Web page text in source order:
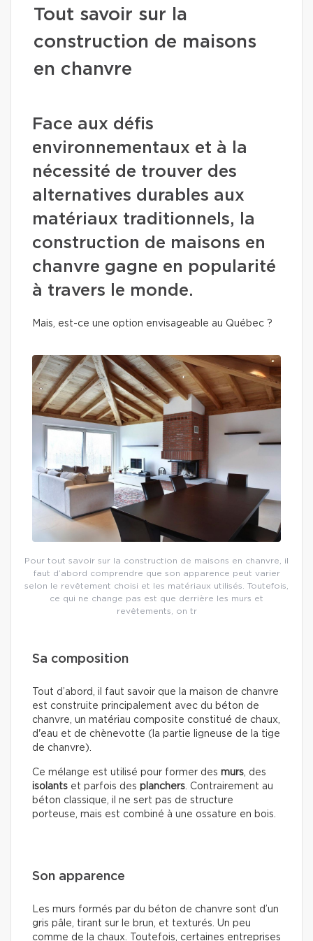
Tout savoir sur la
construction de maisons
en chanvre
Face aux défis
environnementaux et à la
nécessité de trouver des
alternatives durables aux
matériaux traditionnels, la
construction de maisons en
chanvre gagne en popularité
à travers le monde.
Mais, est-ce une option envisageable au Québec ?
Pour tout savoir sur la construction de maisons en chanvre, il
faut d’abord comprendre que son apparence peut varier
selon le revêtement choisi et les matériaux utilisés. Toutefois,
ce qui ne change pas est que derrière les murs et
revêtements, on tr
Sa composition
Tout d’abord, il faut savoir que la maison de chanvre
est construite principalement avec du béton de
chanvre, un matériau composite constitué de chaux,
d'eau et de chènevotte (la partie ligneuse de la tige
de chanvre).
Ce mélange est utilisé pour former des murs , des
isolants et parfois des planchers . Contrairement au
béton classique, il ne sert pas de structure
porteuse, mais est combiné à une ossature en bois.
Son apparence
Les murs formés par du béton de chanvre sont d’un
gris pâle, tirant sur le brun, et texturés. Un peu
comme de la chaux. Toutefois, certaines entreprises